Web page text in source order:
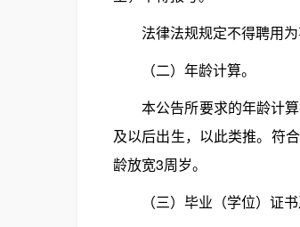
法律法规规定不得聘用为
（二）年龄计算。
本公告所要求的年龄计算
及以后出生，以此类推。符
龄放宽3周岁。
（三）毕业（学位）证书